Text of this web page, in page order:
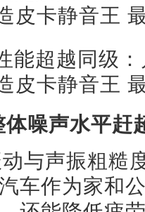
噪声水平赶
与声振粗糙
车作为家和